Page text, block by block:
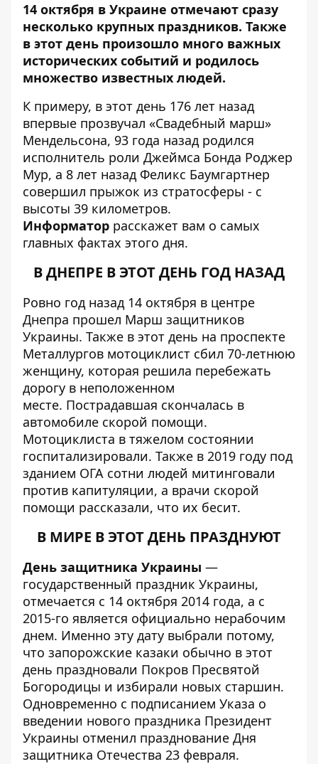
14 октября в Украине отмечают сразу
несколько крупных праздников. Также
в этот день произошло много важных
исторических событий и родилось
множество известных людей.
К примеру, в этот день 176 лет назад
впервые прозвучал «Свадебный марш»
Мендельсона, 93 года назад родился
исполнитель роли Джеймса Бонда Роджер
Мур, а 8 лет назад Феликс Баумгартнер
совершил прыжок из стратосферы - с
высоты 39 километров.
Информатор расскажет вам о самых
главных фактах этого дня.
В ДНЕПРЕ В ЭТОТ ДЕНЬ ГОД НАЗАД
Ровно год назад 14 октября в центре
Днепра прошел Марш защитников
Украины. Также в этот день на проспекте
Металлургов мотоциклист сбил 70-летнюю
женщину, которая решила перебежать
дорогу в неположенном
месте. Пострадавшая скончалась в
автомобиле скорой помощи.
Мотоциклиста в тяжелом состоянии
госпитализировали. Также в 2019 году под
зданием ОГА сотни людей митинговали
против капитуляции, а врачи скорой
помощи рассказали, что их бесит.
В МИРЕ В ЭТОТ ДЕНЬ ПРАЗДНУЮТ
День защитника Украины —
государственный праздник Украины,
отмечается с 14 октября 2014 года, а с
2015-го является официально нерабочим
днем. Именно эту дату выбрали потому,
что запорожские казаки обычно в этот
день праздновали Покров Пресвятой
Богородицы и избирали новых старшин.
Одновременно с подписанием Указа о
введении нового праздника Президент
Украины отменил празднование Дня
защитника Отечества 23 февраля.